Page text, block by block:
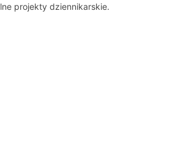
projekty dziennikarskie.